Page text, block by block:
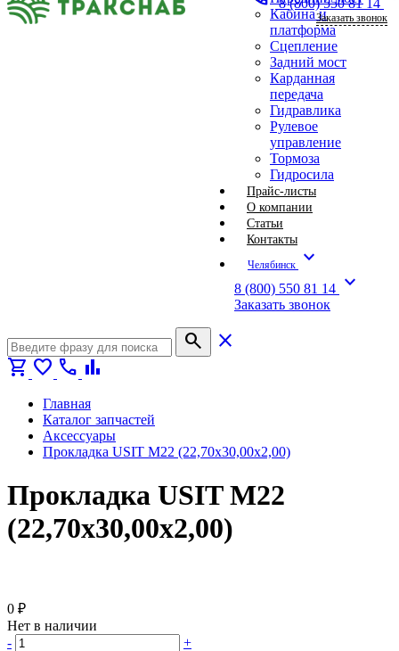
Кабина и
платформа
Сцепление
Задний мост
Карданная
передача
Гидравлика
Рулевое
управление
Тормоза
Гидросила
Прайс-листы
О компании
Статьи
Контакты
Челябинск expand_more
8 (800) 550 81 14 expand_more
Заказать звонок
Заказать звонок
search
close
shopping_cart favorite call bar_chart
Главная
Каталог запчастей
Аксессуары
Прокладка USIT M22 (22,70х30,00х2,00)
Прокладка USIT M22
(22,70х30,00х2,00)
0 ₽
Нет в наличии
-
+